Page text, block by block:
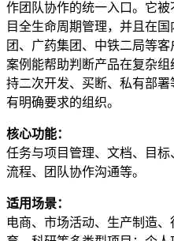
作团队协作的统一入口。它
目全生命周期管理，并且在
团、广药集团、中铁二局等
案例能帮助判断产品在复杂
持二次开发、买断、私有部
有明确要求的组织。
核心功能：
任务与项目管理、文档、目
流程、团队协作沟通等。
适用场景：
电商、市场活动、生产制造